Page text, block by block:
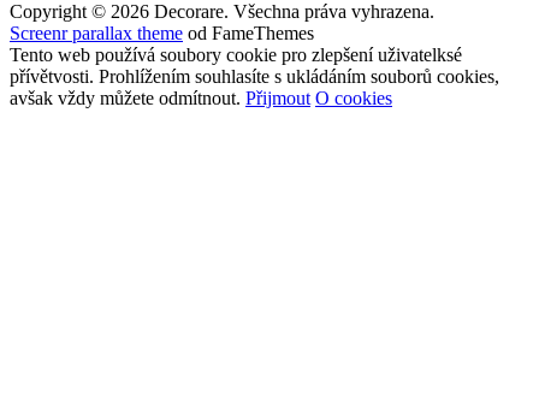
Copyright © 2026 Decorare. Všechna práva vyhrazena.
Screenr parallax theme od FameThemes
Tento web používá soubory cookie pro zlepšení uživatelksé
přívětvosti. Prohlížením souhlasíte s ukládáním souborů cookies,
avšak vždy můžete odmítnout. Přijmout O cookies